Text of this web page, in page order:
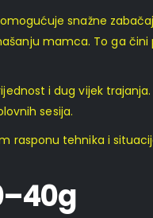
snažne
mamca. To ga
i dug vijek
sesija.
rasponu tehnika i